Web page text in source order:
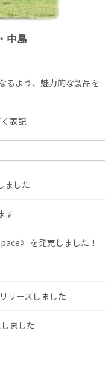
中島
るよう、魅力的な製品を
表記
ました
す
》 を発売しました！
リースしました
ました